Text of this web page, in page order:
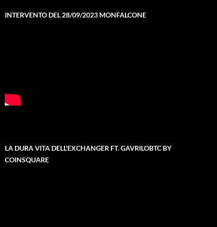
INTERVENTO DEL 28/09/2023 MONFALCONE
LA DURA VITA DELL'EXCHANGER FT. GAVRILOBTC BY
COINSQUARE